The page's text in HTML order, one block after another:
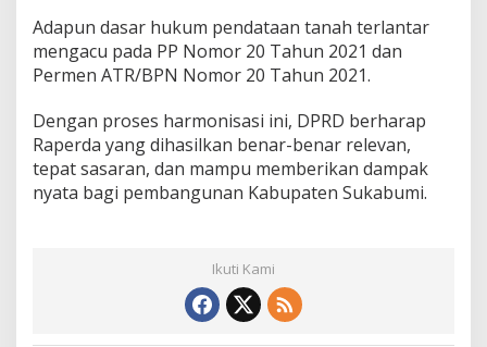
Adapun dasar hukum pendataan tanah terlantar
mengacu pada PP Nomor 20 Tahun 2021 dan
Permen ATR/BPN Nomor 20 Tahun 2021.
Dengan proses harmonisasi ini, DPRD berharap
Raperda yang dihasilkan benar-benar relevan,
tepat sasaran, dan mampu memberikan dampak
nyata bagi pembangunan Kabupaten Sukabumi.
Ikuti Kami